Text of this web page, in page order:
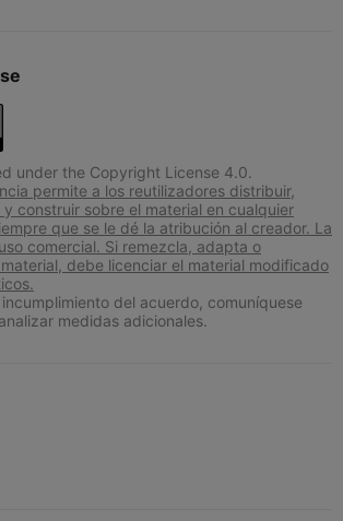
under the Copyright License 4.0.
permite a los reutilizadores distribuir,
construir sobre el material en cualquier
que se le dé la atribución al creador. La
comercial. Si remezcla, adapta o
debe licenciar el material modificado
del acuerdo, comuníquese
medidas adicionales.